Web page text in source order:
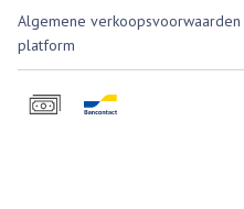
Algemene verkoopsvoorwaarden
platform